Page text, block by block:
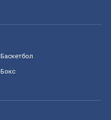
Баскетбол
Бокс